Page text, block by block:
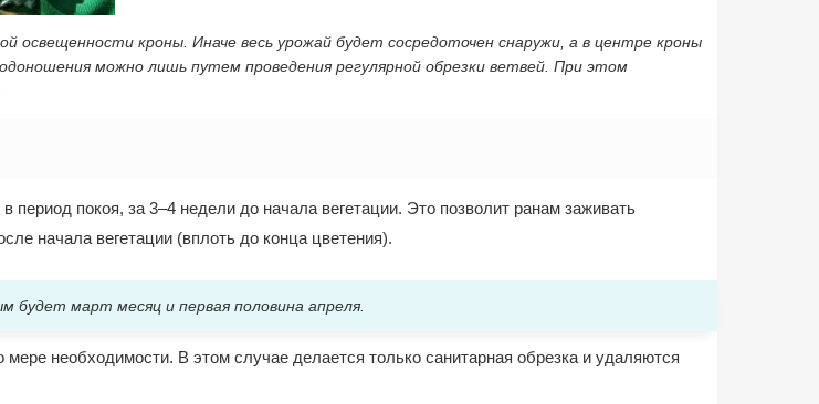
освещенности кроны. Иначе весь урожай будет сосредоточен снаружи, а в центре кроны
можно лишь путем проведения регулярной обрезки ветвей. При этом
покоя, за 3–4 недели до начала вегетации. Это позволит ранам заживать
начала вегетации (вплоть до конца цветения).
март месяц и первая половина апреля.
необходимости. В этом случае делается только санитарная обрезка и удаляются